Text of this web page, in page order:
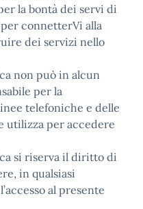
la bontà dei servi di
connetterVi alla
dei servizi nello
non può in alcun
per la
telefoniche e delle
utilizza per accedere
si riserva il diritto di
in qualsiasi
al presente